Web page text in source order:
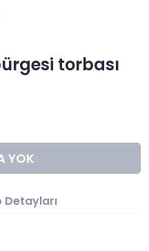
torbası
YOK
Detayları